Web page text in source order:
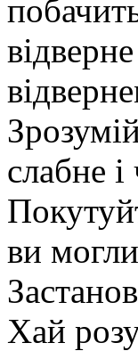
слабне
ви могли
Хай